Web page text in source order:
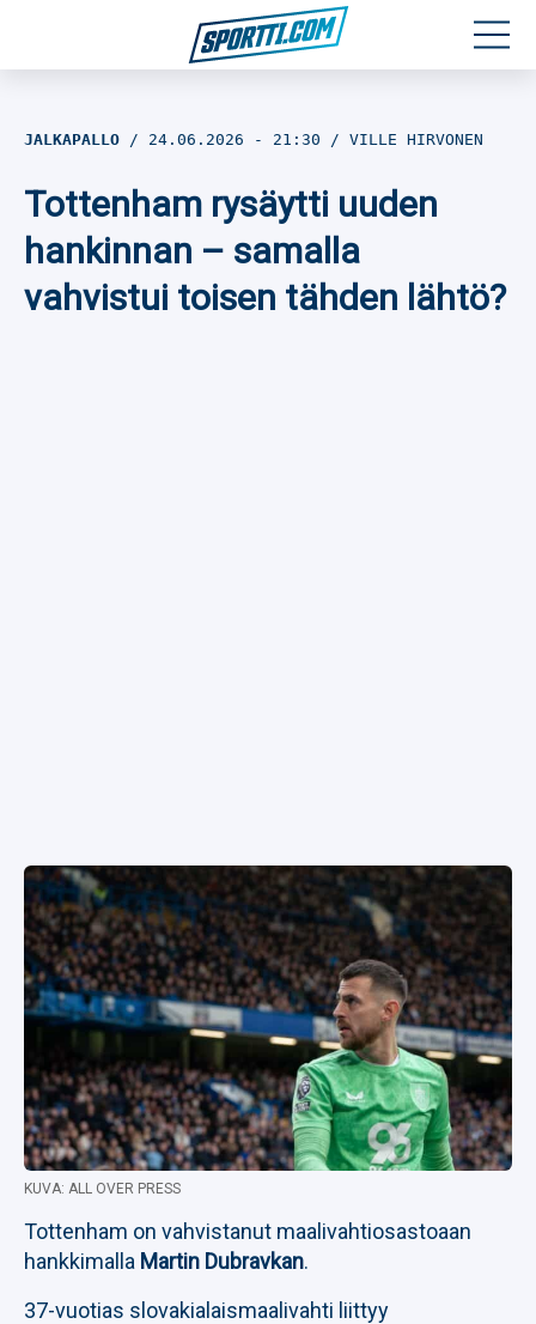
Jalkapallo
Yleisurheilu
JALKAPALLO 24.06.2026 - 21:30 VILLE HIRVONEN
Tottenham rysäytti uuden
hankinnan – samalla
vahvistui toisen tähden lähtö?
KUVA: ALL OVER PRESS
Tottenham on vahvistanut maalivahtiosastoaan
hankkimalla Martin Dubravkan.
37-vuotias slovakialaismaalivahti liittyy